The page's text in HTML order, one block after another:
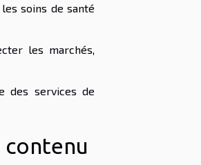
soins de santé
les marchés,
des services de
contenu